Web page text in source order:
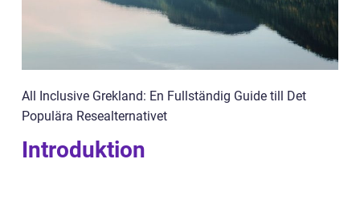
All Inclusive Grekland: En Fullständig Guide till Det
Populära Resealternativet
Introduktion